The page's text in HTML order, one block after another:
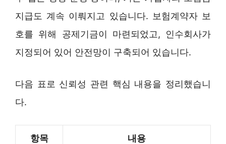
지급도 계속 이뤄지고 있습니다. 보험계약자 보
호를 위해 공제기금이 마련되었고, 인수회사가
지정되어 있어 안전망이 구축되어 있습니다.
다음 표로 신뢰성 관련 핵심 내용을 정리했습니
다.
항목 내용